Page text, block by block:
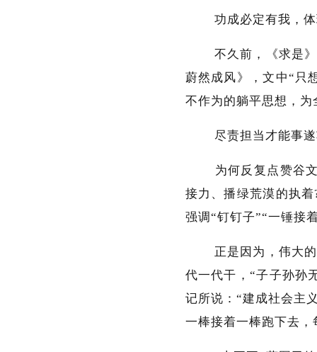
功成必定有我，体
不久前，《求是》
蔚然成风》，文中“只
不作为的躺平思想，
尽责担当才能事遂
为何反复点赞谷文
接力、播绿荒漠的执
强调“钉钉子”“一锤接
正是因为，伟大的
代一代干，“子子孙孙
记所说：“建成社会主
一棒接着一棒跑下去